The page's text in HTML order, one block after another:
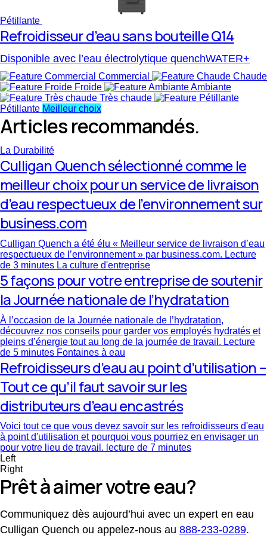
Pétillante
Refroidisseur d’eau sans bouteille Q14
Disponible avec l’eau électrolytique quenchWATER+
Commercial
Chaude
Froide
Ambiante
Très chaude
Pétillante Meilleur choix
Articles recommandés.
La Durabilité
Culligan Quench sélectionné comme le
meilleur choix pour un service de livraison
d’eau respectueux de l’environnement sur
business.com
Culligan Quench a été élu « Meilleur service de livraison d’eau
respectueux de l’environnement » par business.com. Lecture
de 3 minutes La culture d'entreprise
5 façons pour votre entreprise de soutenir
la Journée nationale de l’hydratation
À l’occasion de la Journée nationale de l’hydratation,
découvrez nos conseils pour garder vos employés hydratés et
pleins d’énergie tout au long de la journée de travail. Lecture
de 5 minutes Fontaines à eau
Refroidisseurs d’eau au point d’utilisation –
Tout ce qu’il faut savoir sur les
distributeurs d’eau encastrés
Voici tout ce que vous devez savoir sur les refroidisseurs d'eau
à point d'utilisation et pourquoi vous pourriez en envisager un
pour votre lieu de travail. lecture de 7 minutes
Left
Right
Prêt à aimer votre eau?
Communiquez dès aujourd’hui avec un expert en eau
Culligan Quench ou appelez-nous au 888-233-0289.